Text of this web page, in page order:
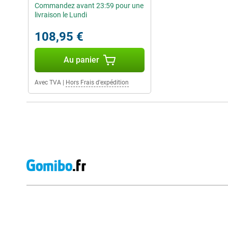
Commandez avant 23:59 pour une
livraison le Lundi
108,95 €
Au panier
Avec TVA Hors Frais d'expédition